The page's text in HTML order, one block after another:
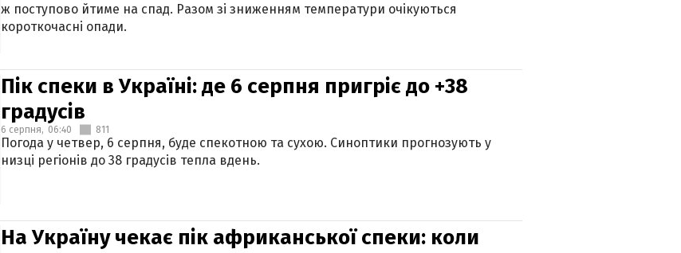
ж поступово йтиме на спад. Разом зі зниженням температури очікуються
короткочасні опади.
Пік спеки в Україні: де 6 серпня пригріє до +38
градусів
6 серпня, 06:40 811
Погода у четвер, 6 серпня, буде спекотною та сухою. Синоптики прогнозують у
низці регіонів до 38 градусів тепла вдень.
На Україну чекає пік африканської спеки: коли